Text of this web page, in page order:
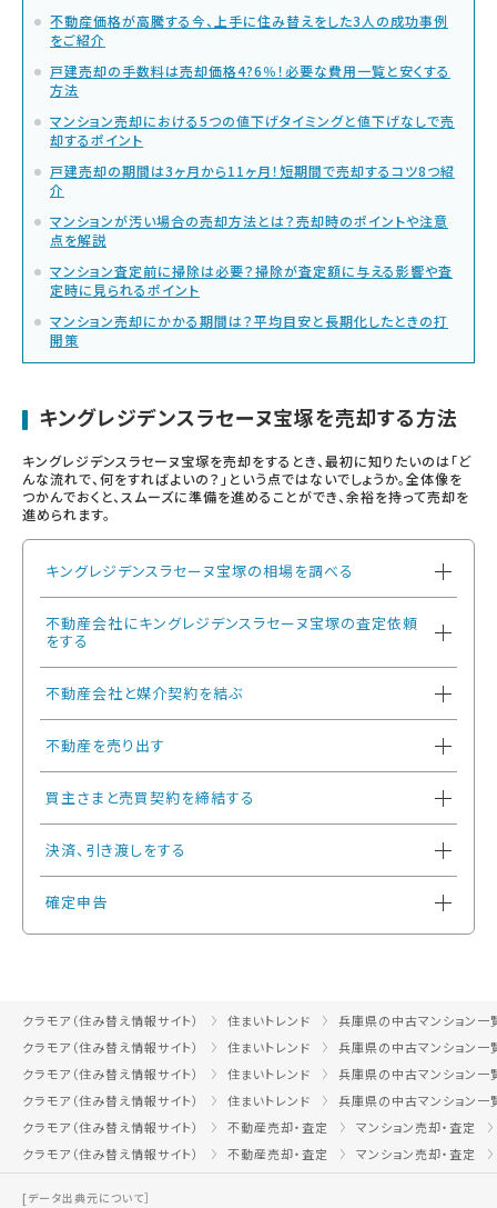
不動産価格が高騰する今、上手に住み替えをした3人の成功事例
をご紹介
戸建売却の手数料は売却価格4?6％！必要な費用一覧と安くする
方法
マンション売却における5つの値下げタイミングと値下げなしで売
却するポイント
戸建売却の期間は3ヶ月から11ヶ月！短期間で売却するコツ8つ紹
介
マンションが汚い場合の売却方法とは？売却時のポイントや注意
点を解説
マンション査定前に掃除は必要？掃除が査定額に与える影響や査
定時に見られるポイント
マンション売却にかかる期間は？平均目安と長期化したときの打
開策
キングレジデンスラセーヌ宝塚を売却する方法
キングレジデンスラセーヌ宝塚を売却をするとき、最初に知りたいのは「ど
んな流れで、何をすればよいの？」という点ではないでしょうか。全体像を
つかんでおくと、スムーズに準備を進めることができ、余裕を持って売却を
進められます。
キングレジデンスラセーヌ宝塚の相場を調べる
不動産会社にキングレジデンスラセーヌ宝塚の査定依頼
をする
不動産会社と媒介契約を結ぶ
不動産を売り出す
買主さまと売買契約を締結する
決済、引き渡しをする
確定申告
クラモア（住み替え情報サイト） 住まいトレンド
兵庫県の中古マンション一
クラモア（住み替え情報サイト）
住まいトレンド
兵庫県の中古マンション一
クラモア（住み替え情報サイト）
住まいトレンド
兵庫県の中古マンション一
クラモア（住み替え情報サイト）
住まいトレンド
兵庫県の中古マンション一
クラモア（住み替え情報サイト）
不動産売却・査定
マンション売却・査定
クラモア（住み替え情報サイト）
不動産売却・査定 マンション売却・査定
[データ出典元について］